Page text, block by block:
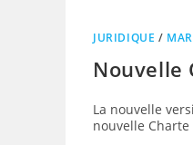
JURIDIQUE /
Nouvelle
La nouvelle
nouvelle